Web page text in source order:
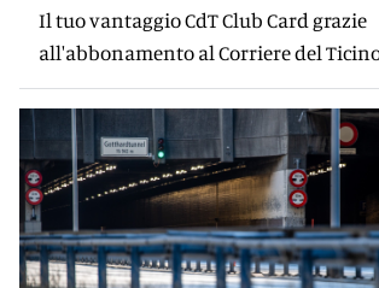
Il tuo vantaggio CdT Club Card grazie
all'abbonamento al Corriere del